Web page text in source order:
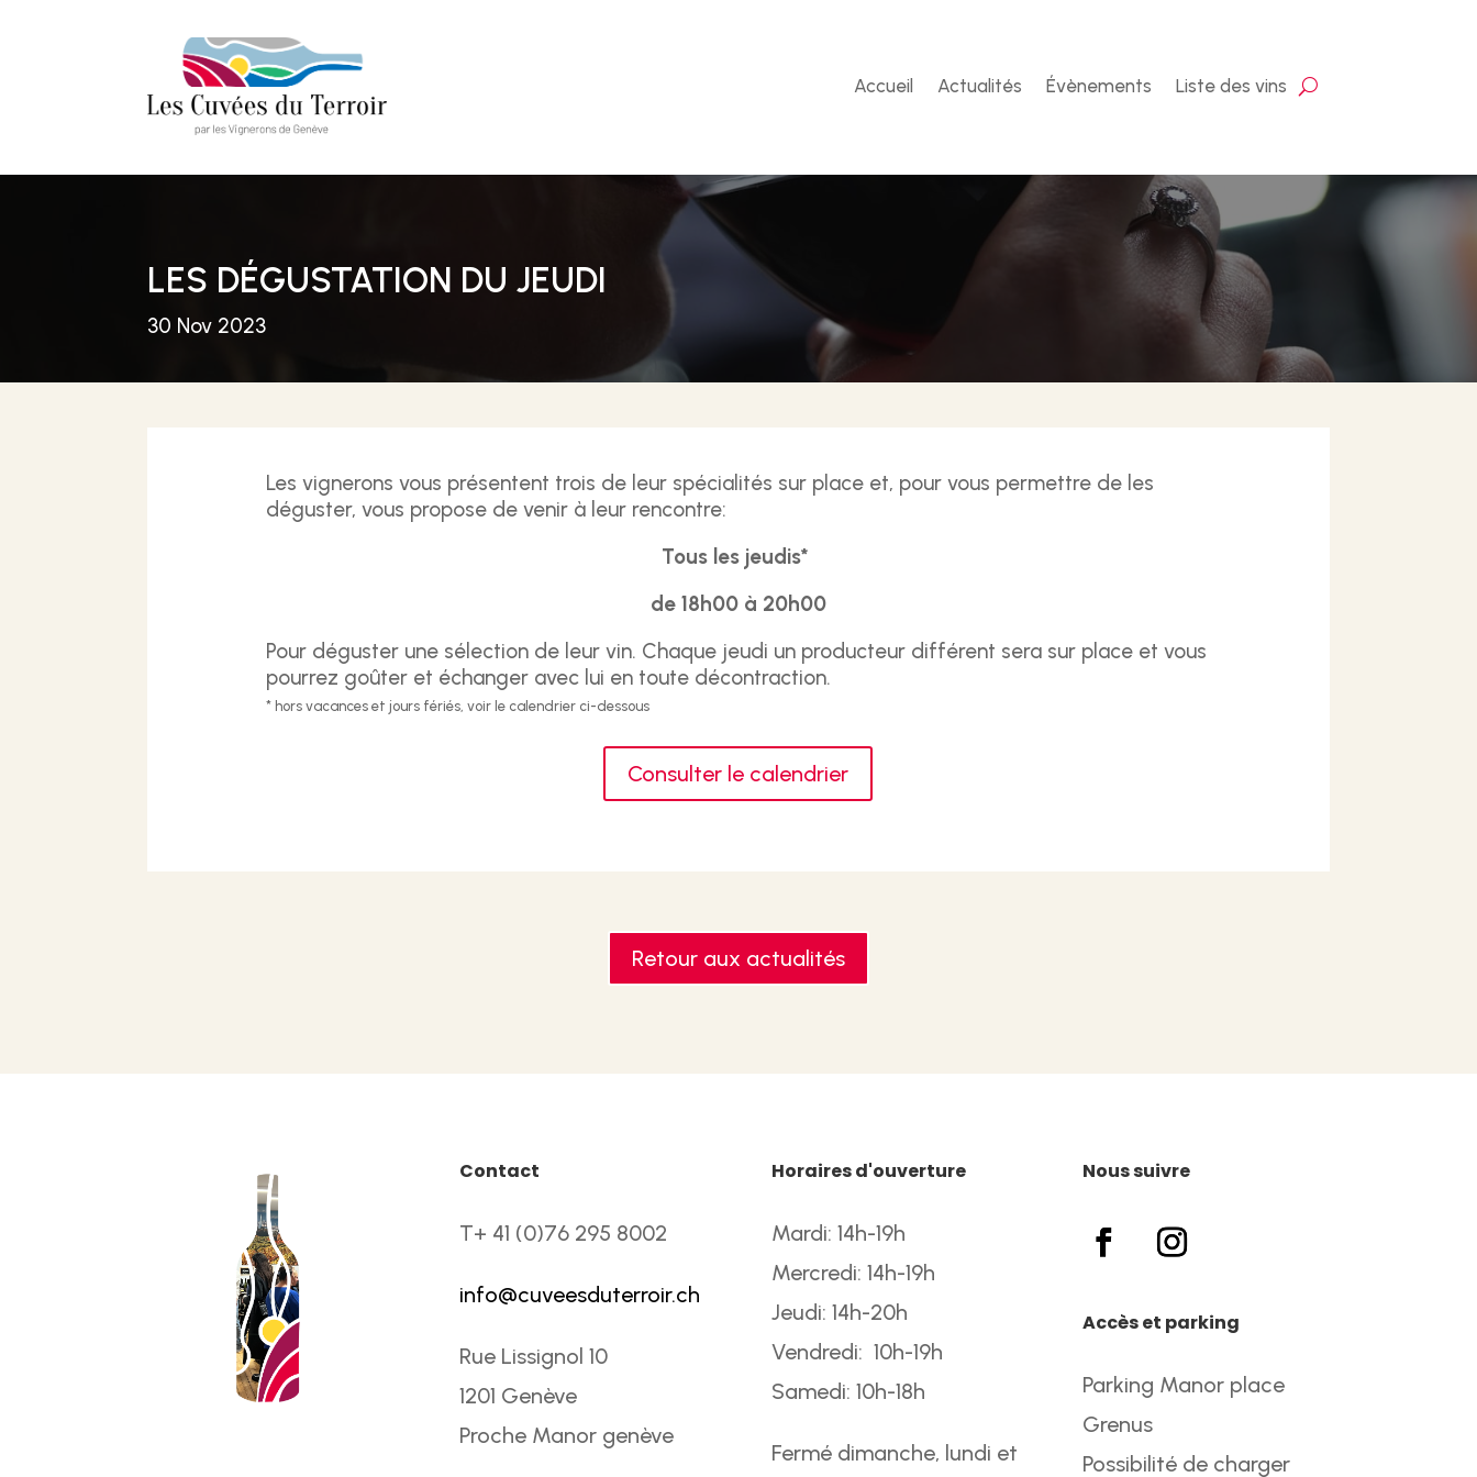
Accueil Actualités Évènements Liste des vins
LES DÉGUSTATION DU JEUDI
30 Nov 2023
Les vignerons vous présentent trois de leur spécialités sur place et, pour vous permettre de les
déguster, vous propose de venir à leur rencontre:
Tous les jeudis*
de 18h00 à 20h00
Pour déguster une sélection de leur vin. Chaque jeudi un producteur différent sera sur place et vous
pourrez goûter et échanger avec lui en toute décontraction.
* hors vacances et jours fériés, voir le calendrier ci-dessous
Consulter le calendrier
Retour aux actualités
Contact
T+ 41 (0)76 295 8002
info@cuveesduterroir.ch
Rue Lissignol 10
1201 Genève
Proche Manor genève
Horaires d'ouverture
Mardi: 14h-19h
Mercredi: 14h-19h
Jeudi: 14h-20h
Vendredi: 10h-19h
Samedi: 10h-18h
Fermé dimanche, lundi et
Nous suivre
Accès et parking
Parking Manor place
Grenus
Possibilité de charger